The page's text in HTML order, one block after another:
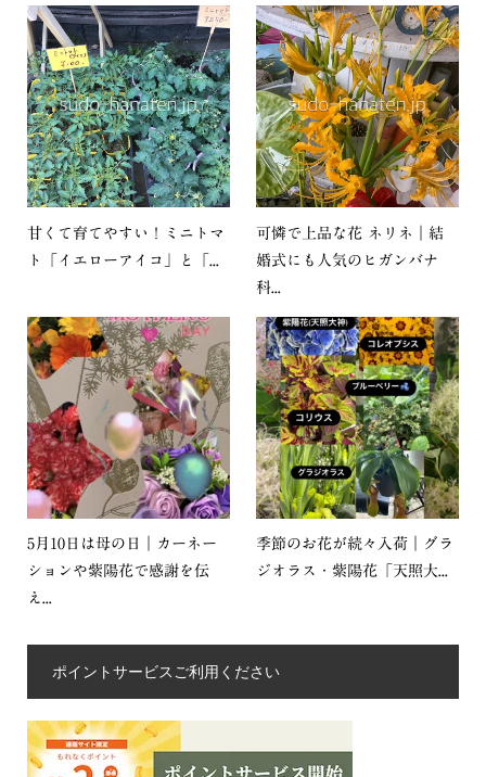
甘くて育てやすい！ミニトマ
ト「イエローアイコ」と「...
可憐で上品な花 ネリネ｜結
婚式にも人気のヒガンバナ
科...
5月10日は母の日｜カーネー
ションや紫陽花で感謝を伝
え...
季節のお花が続々入荷｜グラ
ジオラス・紫陽花「天照大...
ポイントサービスご利用ください